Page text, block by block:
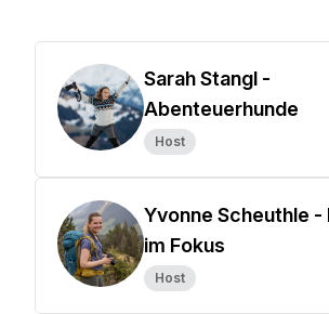
Sarah Stangl -
Abenteuerhunde
Host
Yvonne Scheuthle -
im Fokus
Host